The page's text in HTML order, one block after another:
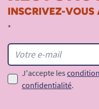
INSCRIVEZ-VOUS
*
J'accepte les
confidentialité.